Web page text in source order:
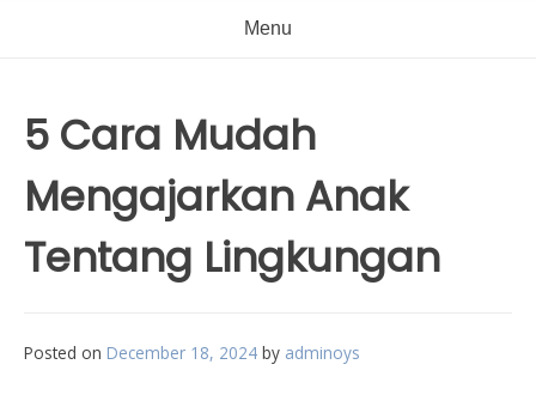
Menu
5 Cara Mudah
Mengajarkan Anak
Tentang Lingkungan
Posted on December 18, 2024 by adminoys